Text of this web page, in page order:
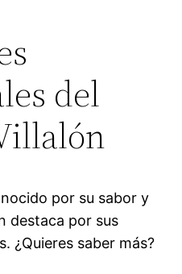
del
por su sabor y
destaca por sus
¿Quieres saber más?